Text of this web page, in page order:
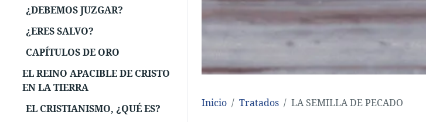
¿DEBEMOS JUZGAR?
¿ERES SALVO?
CAPÍTULOS DE ORO
EL REINO APACIBLE DE CRISTO
EN LA TIERRA
EL CRISTIANISMO, ¿QUÉ ES?
Inicio Tratados LA SEMILLA DE PECADO